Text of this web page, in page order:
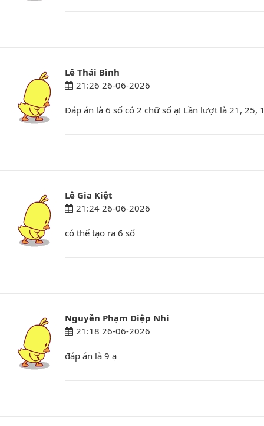
Lê Thái Bình
21:26 26-06-2026
Đáp án là 6 số có 2 chữ số ạ! Lần lượt là 21, 25,
Lê Gia Kiệt
21:24 26-06-2026
có thể tạo ra 6 số
Nguyễn Phạm Diệp Nhi
21:18 26-06-2026
đáp án là 9 ạ